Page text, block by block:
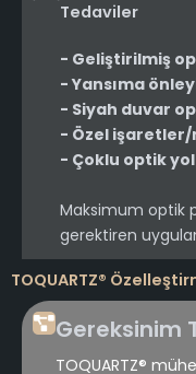
Tedaviler
- Geliştirilmiş
- Yansıma
- Siyah duvar
- Özel
- Çoklu optik
Maksimum optik
gerektiren
TOQUARTZ®
Gereksinim
TOQUARTZ®